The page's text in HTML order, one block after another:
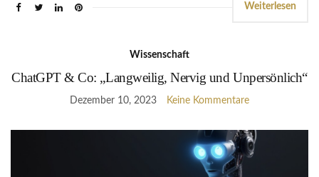
Weiterlesen
Wissenschaft
ChatGPT & Co: „Langweilig, Nervig und Unpersönlich“
Dezember 10, 2023 Keine Kommentare